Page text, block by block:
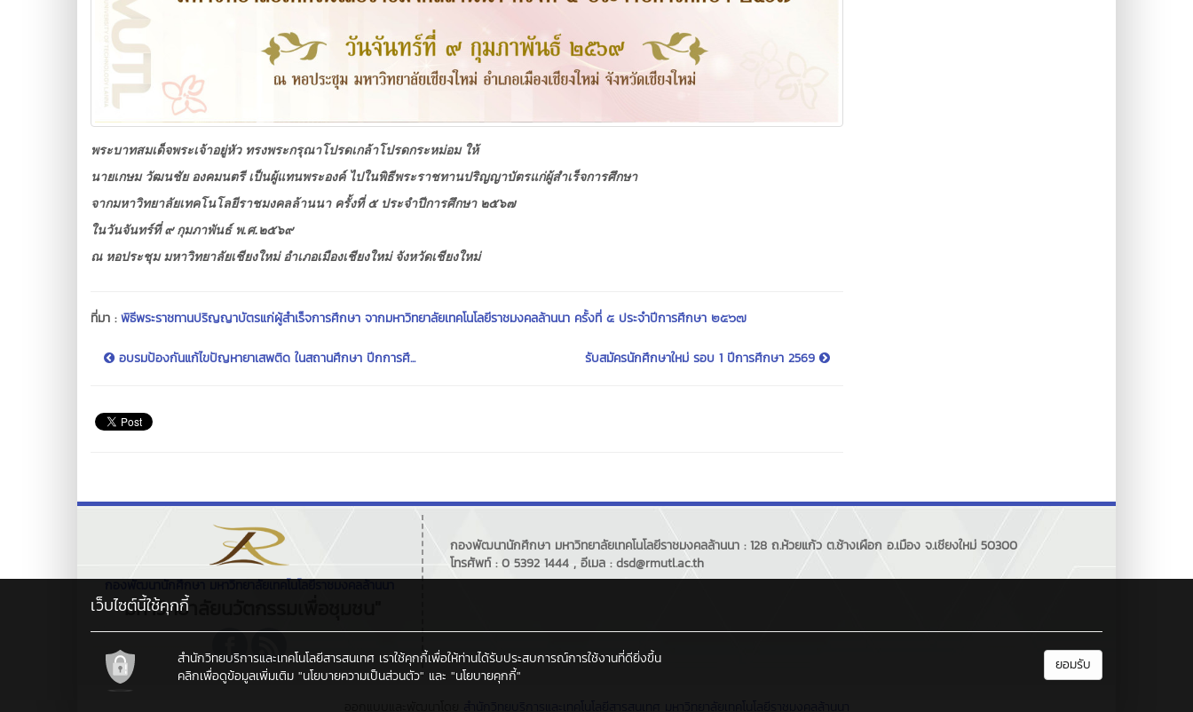
พระบาทสมเด็จพระเจ้าอยู่หัว ทรงพระกรุณาโปรดเกล้าโปรดกระหม่อม ให้
นายเกษม วัฒนชัย องคมนตรี เป็นผู้แทนพระองค์ ไปในพิธีพระราชทานปริญญาบัตรแก่ผู้สำเร็จการศึกษา
จากมหาวิทยาลัยเทคโนโลยีราชมงคลล้านนา ครั้งที่ ๕ ประจำปีการศึกษา ๒๕๖๗
ในวันจันทร์ที่ ๙ กุมภาพันธ์ พ.ศ.๒๕๖๙
ณ หอประชุม มหาวิทยาลัยเชียงใหม่ อำเภอเมืองเชียงใหม่ จังหวัดเชียงใหม่
ที่มา :พิธีพระราชทานปริญญาบัตรแก่ผู้สำเร็จการศึกษา จากมหาวิทยาลัยเทคโนโลยีราชมงคลล้านนา ครั้งที่ ๕ ประจำปีการศึกษา ๒๕๖๗
อบรมป้องกันแก้ไขปัญหายาเสพติด ในสถานศึกษา ปีกการศึ... รับสมัครนักศึกษาใหม่ รอบ 1 ปีการศึกษา 2569
"มหาวิทยาลัยนวัตกรรมเพื่อชุมชน"
กองพัฒนานักศึกษา มหาวิทยาลัยเทคโนโลยีราชมงคลล้านนา : 128 ถ.ห้วยแก้ว ต.ช้างเผือก อ.เมือง จ.เชียงใหม่ 50300
โทรศัพท์ : 0 5392 1444 , อีเมล : dsd@rmutl.ac.th
เว็บไซต์นี้ใช้คุกกี้
สำนักวิทยบริการและเทคโนโลยีสารสนเทศ เราใช้คุกกี้เพื่อให้ท่านได้รับประสบการณ์การใช้งานที่ดียิ่งขึ้น
คลิกเพื่อดูข้อมูลเพิ่มเติม "นโยบายความเป็นส่วนตัว" และ "นโยบายคุกกี้"
ยอมรับ